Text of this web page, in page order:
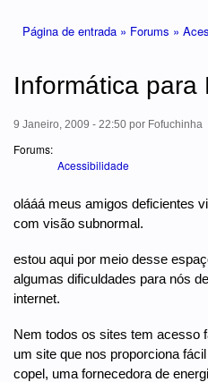
Página de entrada » Forums »
Informática para
9 Janeiro, 2009 - 22:50 por Fofuchinha
Forums:
Acessibilidade
olááá meus amigos deficientes
com visão subnormal.
estou aqui por meio desse
algumas dificuldades para nós
internet.
Nem todos os sites tem acesso
um site que nos proporciona
copel, uma fornecedora de